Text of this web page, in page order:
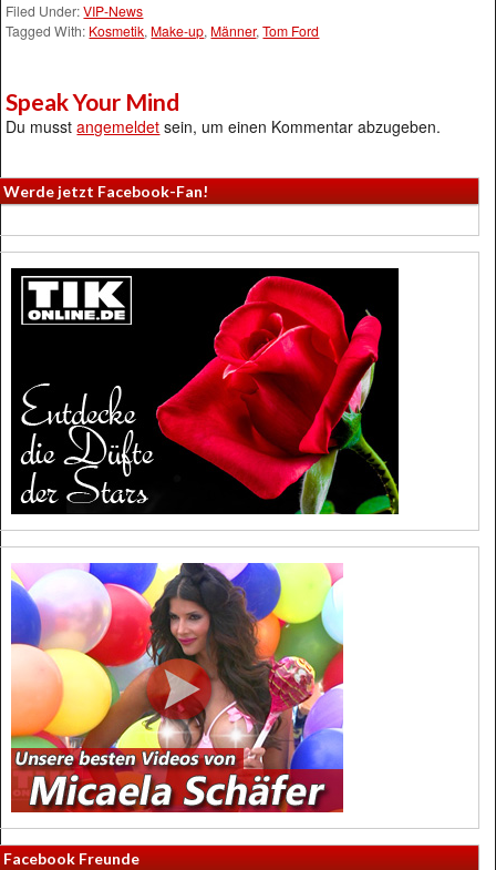
Filed Under:VIP-News
Tagged With: Kosmetik, Make-up, Männer,Tom Ford
Speak Your Mind
Du musstangemeldet sein, um einen Kommentar abzugeben.
Werde jetzt Facebook-Fan!
Facebook Freunde